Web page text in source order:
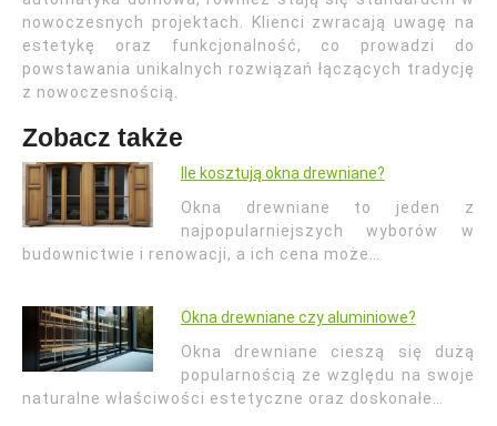
nowoczesnych projektach. Klienci zwracają uwagę na
estetykę oraz funkcjonalność, co prowadzi do
powstawania unikalnych rozwiązań łączących tradycję
z nowoczesnością.
Zobacz także
Ile kosztują okna drewniane?
Okna drewniane to jeden z
najpopularniejszych wyborów w
budownictwie i renowacji, a ich cena może…
Okna drewniane czy aluminiowe?
Okna drewniane cieszą się dużą
popularnością ze względu na swoje
naturalne właściwości estetyczne oraz doskonałe…